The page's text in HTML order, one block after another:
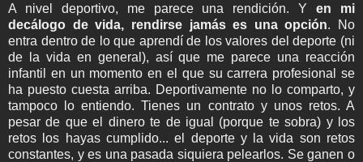
A nivel deportivo, me parece una rendición. Yen mi
decálogo de vida, rendirse jamás es una opción. No
entra dentro de lo que aprendí de los valores del deporte (ni
de la vida en general), así que me parece una reacción
infantil en un momento en el que su carrera profesional se
ha puesto cuesta arriba. Deportivamente no lo comparto, y
tampoco lo entiendo. Tienes un contrato y unos retos. A
pesar de que el dinero te de igual (porque te sobra) y los
retos los hayas cumplido... el deporte y la vida son retos
constantes, y es una pasada siquiera pelearlos. Se ganen o